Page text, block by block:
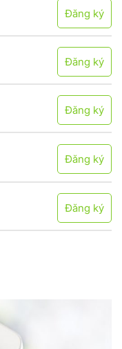
Đăng ký
Đăng ký
Đăng ký
Đăng ký
Đăng ký